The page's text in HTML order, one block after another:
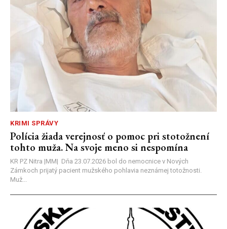
KRIMI SPRÁVY
Polícia žiada verejnosť o pomoc pri stotožnení
tohto muža. Na svoje meno si nespomína
KR PZ Nitra |MM| Dňa 23.07.2026 bol do nemocnice v Nových
Zámkoch prijatý pacient mužského pohlavia neznámej totožnosti.
Muž...